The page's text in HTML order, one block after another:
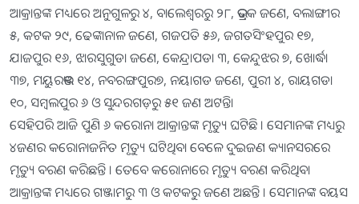
ଆକ୍ରାନ୍ତଙ୍କ ମଧ୍ୟରେ ଅନୁଗୁଳରୁ ୪, ବାଲେଶ୍ୱରରୁ ୨୮, ଭଦ୍ରକ ଜଣେ, ବଲାଙ୍ଗୀର
୫, କଟକ ୨୯, ଢେଙ୍କାନାଳ ଜଣେ, ଗଜପତି ୫୬, ଜଗତସିଂହପୁର ୧୭,
ଯାଜପୁର ୧୬, ଝାରସୁଗୁଡା ଜଣେ, କେନ୍ଦ୍ରାପଡା ୩, କେନ୍ଦୁଝର ୭, ଖୋର୍ଦ୍ଧା
୩୭, ମୟୁରଭଞ୍ଜ ୧୪, ନବରଙ୍ଗପୁର୭, ନୟାଗଡ ଜଣେ, ପୁରୀ ୪, ରାୟଗଡା
୧୦, ସମ୍ବଲପୁର ୬ ଓ ସୁନ୍ଦରଗଡ଼ରୁ ୫୧ ଜଣ ଅଟନ୍ତି।
ସେହିପରି ଆଜି ପୁଣି ୬ କରୋନା ଆକ୍ରାନ୍ତଙ୍କ ମୃତ୍ୟୁ ଘଟିଛି । ସେମାନଙ୍କ ମଧ୍ୟରୁ
୪ଜଣର କରୋନାଜନିତ ମୃତ୍ୟୁ ଘଟିଥିବା ବେଳେ ଦୁଇଜଣ କ୍ୟାନସରରେ
ମୃତ୍ୟୁ ବରଣ କରିଛନ୍ତି । ତେବେ କରୋନାରେ ମୃତ୍ୟୁ ବରଣ କରିଥିବା
ଆକ୍ରାନ୍ତଙ୍କ ମଧ୍ୟରେ ଗଞ୍ଜାମରୁ ୩ ଓ କଟକରୁ ଜଣେ ଅଛନ୍ତି । ସେମାନଙ୍କ ବୟସ